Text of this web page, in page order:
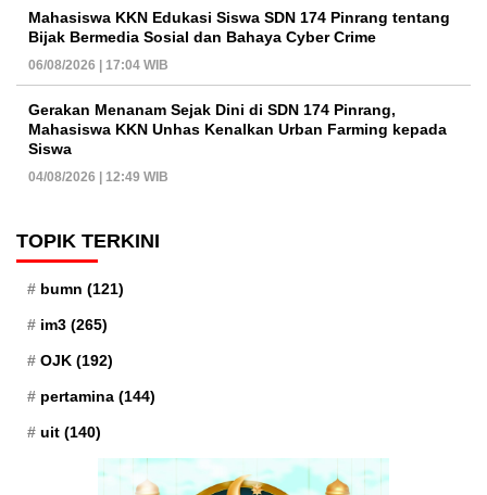
Mahasiswa KKN Edukasi Siswa SDN 174 Pinrang tentang
Bijak Bermedia Sosial dan Bahaya Cyber Crime
06/08/2026 | 17:04 WIB
Gerakan Menanam Sejak Dini di SDN 174 Pinrang,
Mahasiswa KKN Unhas Kenalkan Urban Farming kepada
Siswa
04/08/2026 | 12:49 WIB
TOPIK TERKINI
bumn (121)
im3 (265)
OJK (192)
pertamina (144)
uit (140)